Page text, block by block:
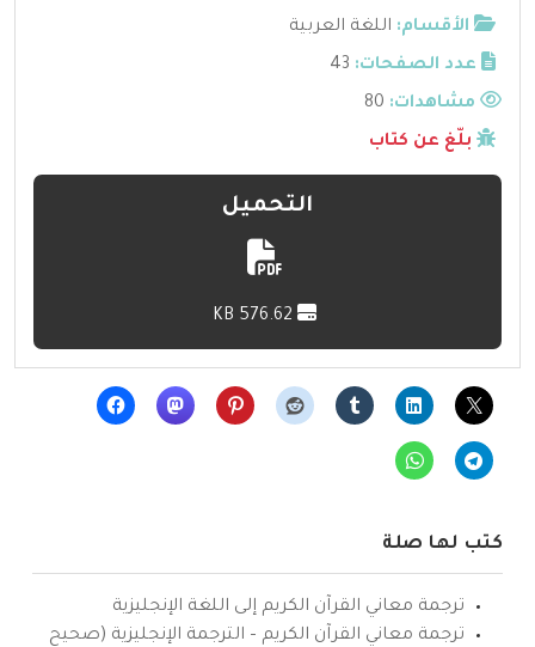
الأقسام: اللغة العربية
عدد الصفحات: 43
مشاهدات:
بلّغ عن كتاب
التحميل
كتب لها صلة
ترجمة معاني القرآن الكريم إلى اللغة الإنجليزية
ترجمة معاني القرآن الكريم – الترجمة الإنجليزية (صحيح